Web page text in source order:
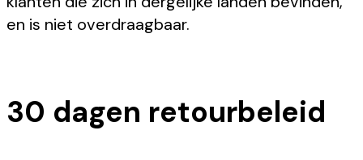
en is niet overdraagbaar.
30 dagen retourbeleid